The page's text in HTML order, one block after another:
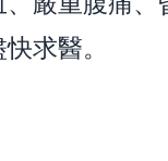
求醫。